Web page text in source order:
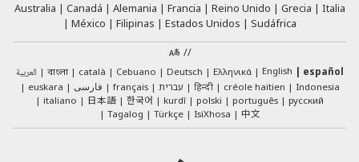
Australia
Canadá Alemania Francia Reino Unido Grecia
Italia
México
Filipinas Estados Unidos
Sudáfrica
//
العربية বাংলা català Cebuano Deutsch Ελληνικά English
español
euskara
فارسی français עברית हिन्दी créole haïtien
Indonesia
italiano
日本語 한국어 kurdî polski português
русский
Tagalog
Türkçe IsiXhosa 中文